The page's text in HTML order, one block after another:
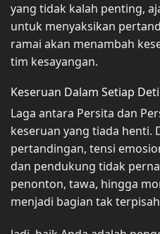
yang tidak kalah penting,
untuk menyaksikan
ramai akan menambah
tim kesayangan.
Keseruan Dalam Setiap
Laga antara Persita dan
keseruan yang tiada henti.
pertandingan, tensi
dan pendukung tidak
penonton, tawa, hingga
menjadi bagian tak